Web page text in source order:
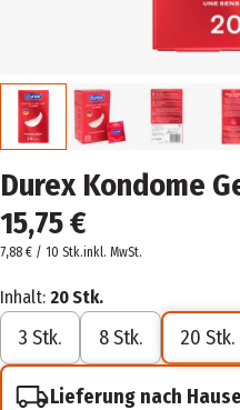
Durex Kondome
15,75 €
7,88 € / 10 Stk.inkl. MwSt.
Inhalt: 20 Stk.
3 Stk. 8 Stk. 20 Stk.
Lieferung nach Hause